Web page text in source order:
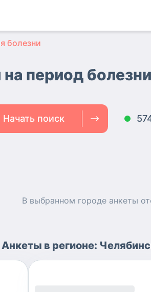
болезни
на период
Начать поиск
В выбранном городе анкеты
Анкеты в регионе: